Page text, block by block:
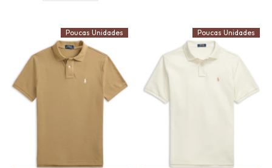
Poucas Unidades Poucas Unidades